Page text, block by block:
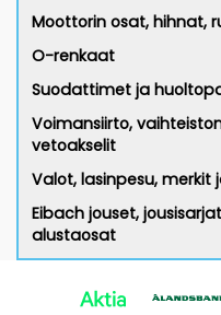
Moottorin osat, hihnat,
O-renkaat
Suodattimet ja
Voimansiirto,
vetoakselit
Valot, lasinpesu, merkit
Eibach jouset,
alustaosat